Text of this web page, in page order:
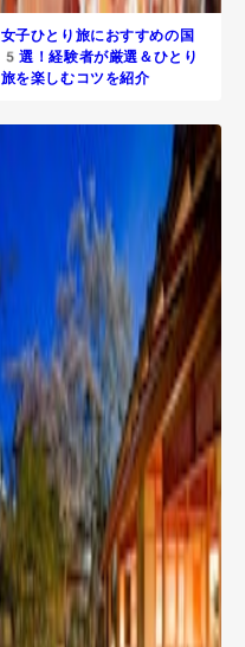
女子ひとり旅におすすめの国
5選！経験者が厳選＆ひとり
旅を楽しむコツを紹介